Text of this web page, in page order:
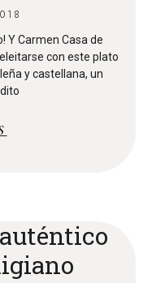
Y Carmen Casa de
con este plato
y castellana, un